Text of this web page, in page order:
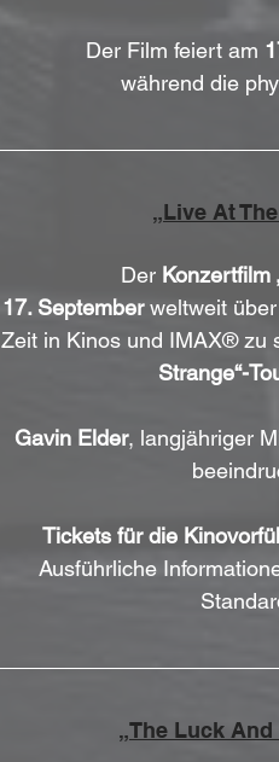
Der Film feiert am
während die
„Live At
Der Konzertfilm
17. September weltweit über
Zeit in Kinos und IMAX® zu
Strange“-
Gavin Elder, langjähriger
Tickets für die
Ausführliche
„The Luck